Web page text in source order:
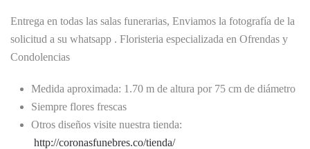
Entrega en todas las salas funerarias, Enviamos la fotografía de la
solicitud a su whatsapp . Floristeria especializada en Ofrendas y
Condolencias
Medida aproximada: 1.70 m de altura por 75 cm de diámetro
Siempre flores frescas
Otros diseños visite nuestra tienda:
http://coronasfunebres.co/tienda/